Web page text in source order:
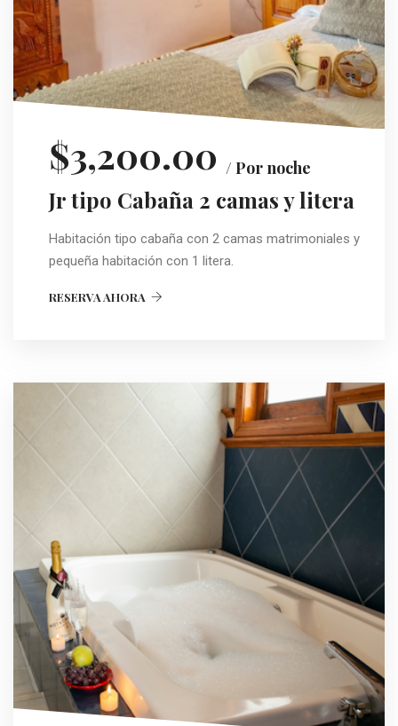
$3,200.00 / Por noche
Jr tipo Cabaña 2 camas y litera
Habitación tipo cabaña con 2 camas matrimoniales y
pequeña habitación con 1 litera.
RESERVA AHORA